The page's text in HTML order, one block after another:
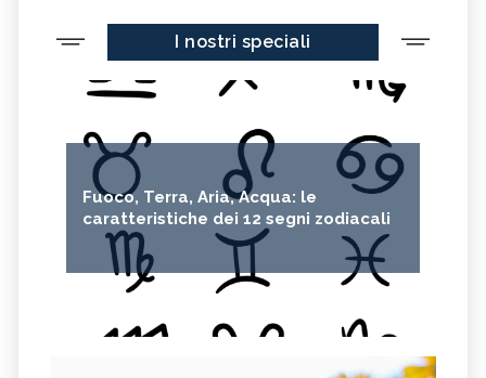
I nostri speciali
Fuoco, Terra, Aria, Acqua: le
caratteristiche dei 12 segni zodiacali